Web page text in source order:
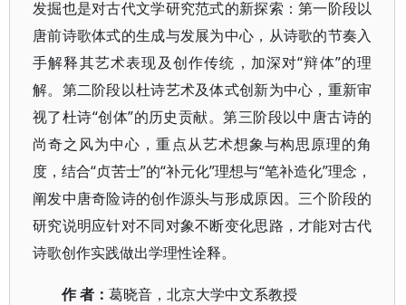
发掘也是对古代文学研究范式的新探索：第一阶段以
唐前诗歌体式的生成与发展为中心，从诗歌的节奏入
手解释其艺术表现及创作传统，加深对“辩体”的理
解。第二阶段以杜诗艺术及体式创新为中心，重新审
视了杜诗“创体”的历史贡献。第三阶段以中唐古诗的
尚奇之风为中心，重点从艺术想象与构思原理的角
度，结合“贞苦士”的“补元化”理想与“笔补造化”理念，
阐发中唐奇险诗的创作源头与形成原因。三个阶段的
研究说明应针对不同对象不断变化思路，才能对古代
诗歌创作实践做出学理性诠释。
作 者： 葛晓音，北京大学中文系教授